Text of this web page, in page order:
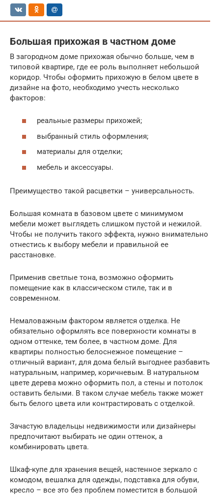
Большая прихожая в частном доме
В загородном доме прихожая обычно больше, чем в
типовой квартире, где ее роль выполняет небольшой
коридор. Чтобы оформить прихожую в белом цвете в
дизайне на фото, необходимо учесть несколько
факторов:
реальные размеры прихожей;
выбранный стиль оформления;
материалы для отделки;
мебель и аксессуары.
Преимущество такой расцветки – универсальность.
Большая комната в базовом цвете с минимумом
мебели может выглядеть слишком пустой и нежилой.
Чтобы не получить такого эффекта, нужно внимательно
отнестись к выбору мебели и правильной ее
расстановке.
Применив светлые тона, возможно оформить
помещение как в классическом стиле, так и в
современном.
Немаловажным фактором является отделка. Не
обязательно оформлять все поверхности комнаты в
одном оттенке, тем более, в частном доме. Для
квартиры полностью белоснежное помещение –
отличный вариант, для дома белый выгоднее разбавить
натуральным, например, коричневым. В натуральном
цвете дерева можно оформить пол, а стены и потолок
оставить белыми. В таком случае мебель также может
быть белого цвета или контрастировать с отделкой.
Зачастую владельцы недвижимости или дизайнеры
предпочитают выбирать не один оттенок, а
комбинировать цвета.
Шкаф-купе для хранения вещей, настенное зеркало с
комодом, вешалка для одежды, подставка для обуви,
кресло – все это без проблем поместится в большой